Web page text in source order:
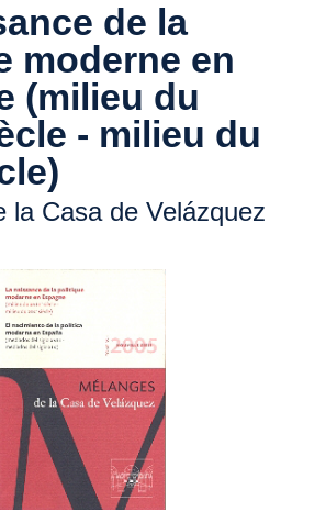
de la
moderne en
(milieu du
- milieu du
la Casa de Velázquez